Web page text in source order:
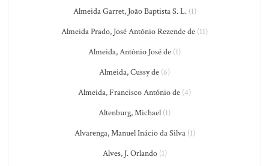
Almeida Garret, João Baptista S. L.(1)
Almeida Prado, José Antônio Rezende de (11)
Almeida, Antônio José de (1)
Almeida, Cussy de (6)
Almeida, Francisco António de (4)
Altenburg, Michael (1)
Alvarenga, Manuel Inácio da Silva(1)
Alves, J. Orlando(1)